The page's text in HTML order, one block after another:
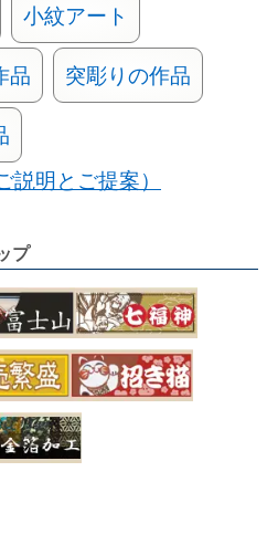
小紋アート
品 突彫りの作品
説明とご提案）
プ